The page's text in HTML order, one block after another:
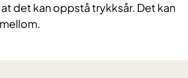
det kan oppstå trykksår. Det kan